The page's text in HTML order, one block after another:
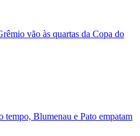
vão às quartas da Copa do
tempo, Blumenau e Pato empatam